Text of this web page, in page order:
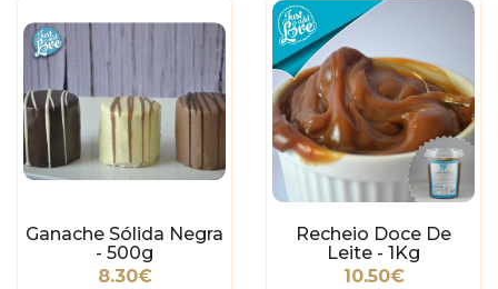
Ganache Sólida Negra
- 500g
8.30€
Recheio Doce De
Leite - 1Kg
10.50€